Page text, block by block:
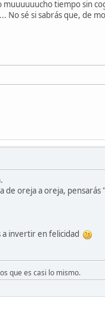
tiempo sin
No sé si sabrás que, de
de oreja a oreja,
a invertir en felicidad
que es casi lo mismo.